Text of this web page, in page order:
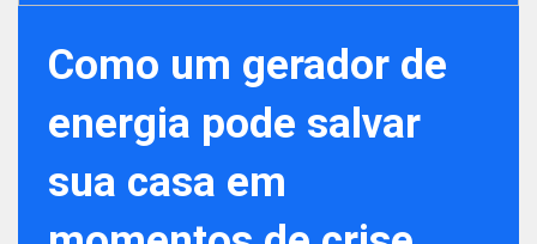
Como um gerador de
energia pode salvar
sua casa em